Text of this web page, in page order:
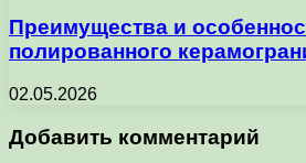
Преимущества и
полированного
02.05.2026
Добавить комментарий